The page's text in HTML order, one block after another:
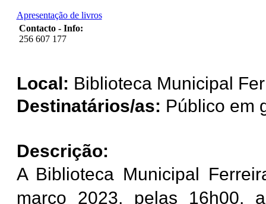
Apresentação de livros
Contacto - Info:
256 607 177
Local: Biblioteca Municipal
Destinatários/as: Público em
Descrição:
A Biblioteca Municipal
março 2023, pelas 16h00,